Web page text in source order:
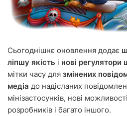
Сьогоднішнє оновлення додає
ліпшу якість і нові регулятори
мітки часу для змінених
медіа до надісланих
мінізастосунків, нові можливості
розробників і багато іншого.